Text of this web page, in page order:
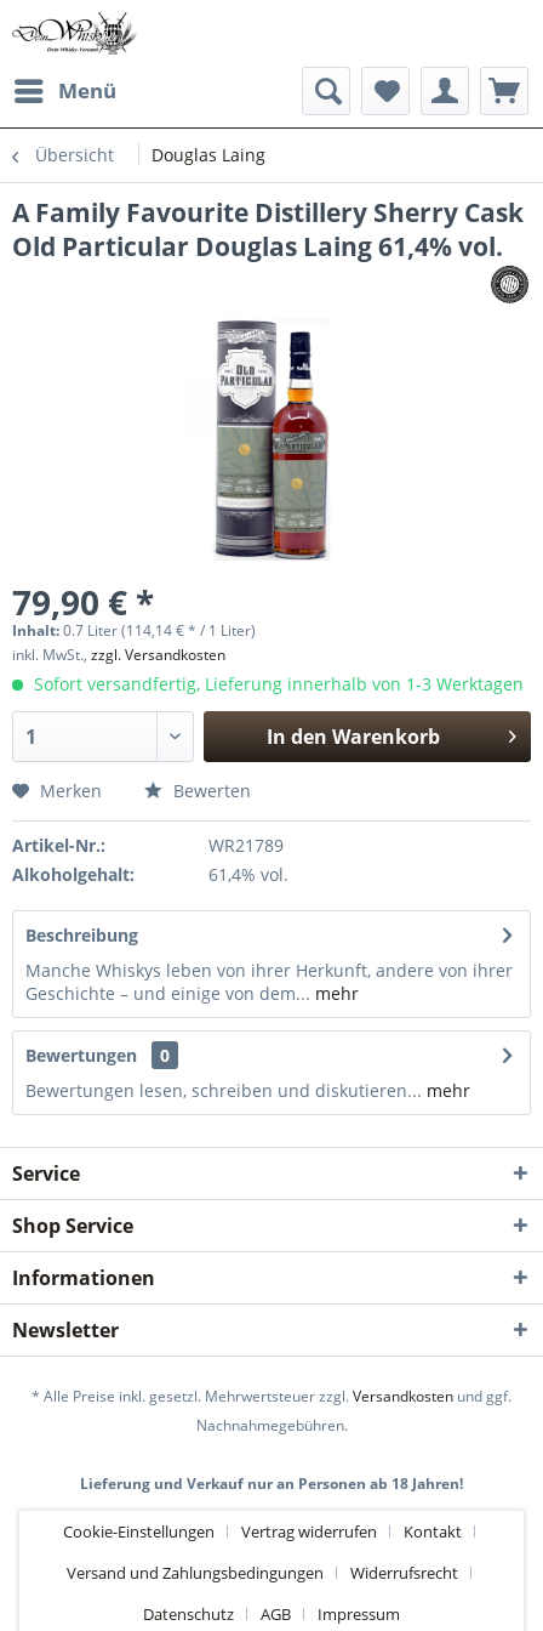
Menü
Übersicht Douglas Laing
A Family Favourite Distillery Sherry Cask
Old Particular Douglas Laing 61,4% vol.
79,90 € *
Inhalt:0.7 Liter (114,14 € * / 1 Liter)
inkl. MwSt., zzgl. Versandkosten
Sofort versandfertig, Lieferung innerhalb von 1-3 Werktagen
In den Warenkorb
Merken Bewerten
Artikel-Nr.:
WR21789
Alkoholgehalt:
61,4% vol.
Beschreibung
Manche Whiskys leben von ihrer Herkunft, andere von ihrer
Geschichte – und einige von dem... mehr
Bewertungen
0
Bewertungen lesen, schreiben und diskutieren... mehr
Service
Shop Service
Informationen
Newsletter
* Alle Preise inkl. gesetzl. Mehrwertsteuer zzgl.Versandkosten und ggf.
Nachnahmegebühren.
Lieferung und Verkauf nur an Personen ab 18 Jahren!
Cookie-Einstellungen Vertrag widerrufen
Kontakt
Versand und Zahlungsbedingungen
Widerrufsrecht
Datenschutz
AGB Impressum